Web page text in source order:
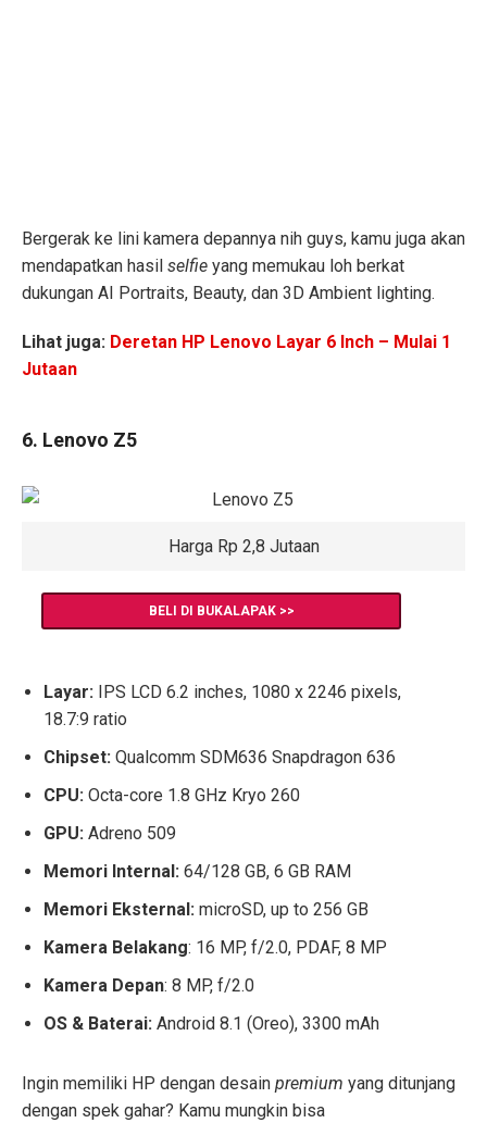
Bergerak ke lini kamera depannya nih guys, kamu juga akan
mendapatkan hasil selfie yang memukau loh berkat
dukungan AI Portraits, Beauty, dan 3D Ambient lighting.
Lihat juga: Deretan HP Lenovo Layar 6 Inch – Mulai 1
Jutaan
6. Lenovo Z5
Harga Rp 2,8 Jutaan
BELI DI BUKALAPAK >>
Layar:
IPS LCD 6.2 inches, 1080 x 2246 pixels,
18.7:9 ratio
Chipset: Qualcomm SDM636 Snapdragon 636
CPU: Octa-core 1.8 GHz Kryo 260
GPU: Adreno 509
Memori Internal: 64/128 GB, 6 GB RAM
Memori Eksternal: microSD, up to 256 GB
Kamera Belakang: 16 MP, f/2.0, PDAF, 8 MP
Kamera Depan: 8 MP, f/2.0
OS & Baterai: Android 8.1 (Oreo), 3300 mAh
Ingin memiliki HP dengan desain premium yang ditunjang
dengan spek gahar? Kamu mungkin bisa